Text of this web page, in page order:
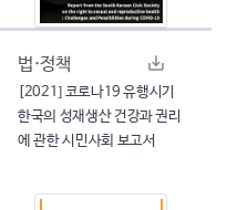
법·정책
[2021] 코로나19 유행시기
한국의 성재생산 건강과 권리
에 관한 시민사회 보고서